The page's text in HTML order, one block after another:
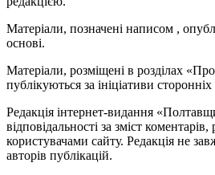
Матеріали, позначені написом ,
основі.
Матеріали, розміщені в розділах
публікуються за ініціативи
Редакція інтернет-видання
відповідальності за зміст
користувачами сайту. Редакція не
авторів публікацій.